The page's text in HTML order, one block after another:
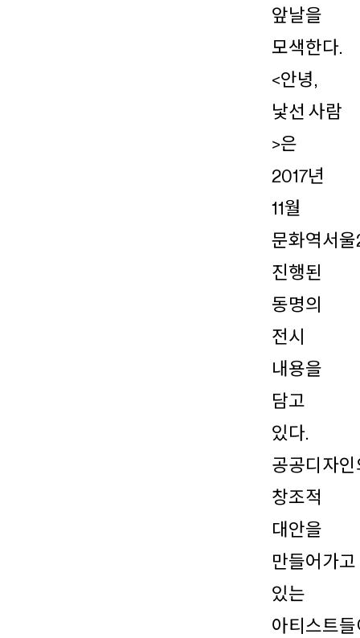
앞날을
모색한다.
<안녕,
낯선 사람
>은
2017년
11월
문화역서
진행된
동명의
전시
내용을
담고
있다.
공공디자
창조적
대안을
만들어가고
있는
아티스트